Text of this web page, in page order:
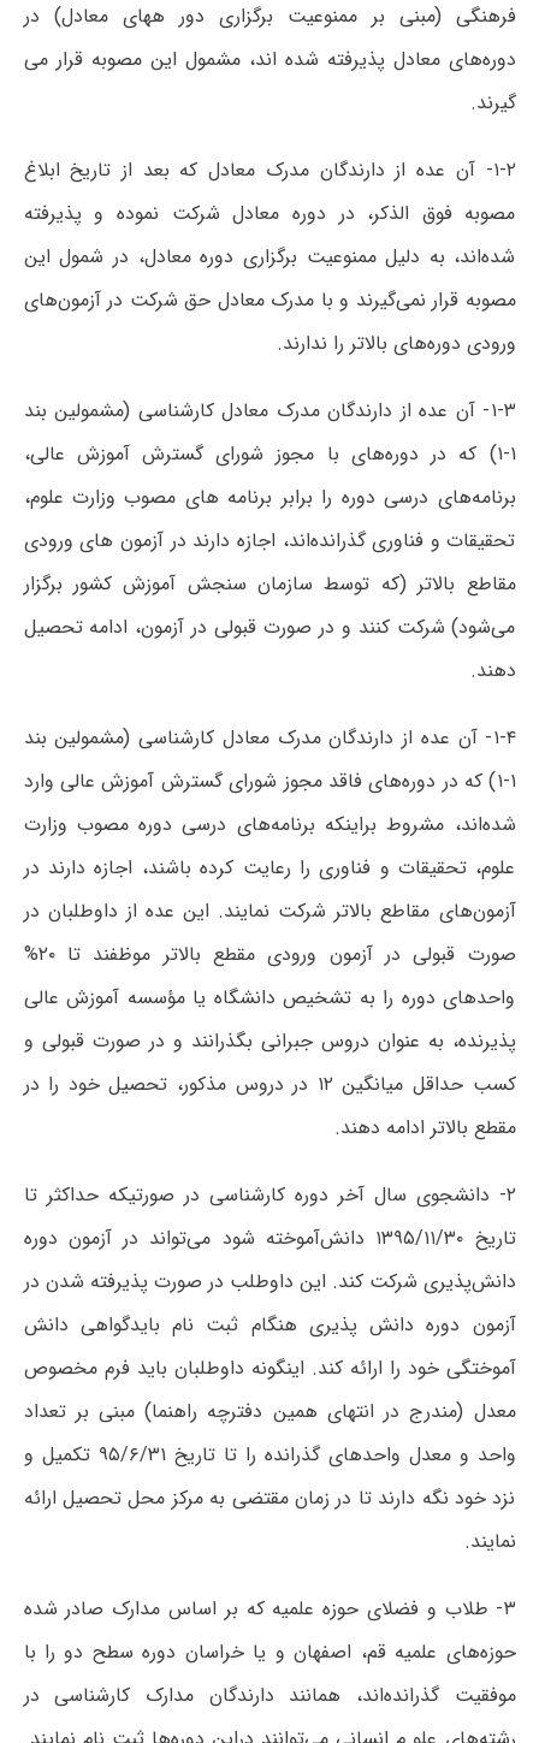
فرهنگی (مبنی بر ممنوعیت برگزاری دور ههای معادل) در
دوره‌های معادل پذیرفته شده اند، مشمول این مصوبه قرار می
گیرند.
۱-۲- آن عده از دارندگان مدرک معادل که بعد از تاریخ ابلاغ
مصوبه فوق الذکر، در دوره معادل شرکت نموده و پذیرفته
شده‌اند، به دلیل ممنوعیت برگزاری دوره معادل، در شمول این
مصوبه قرار نمی‌گیرند و با مدرک معادل حق شرکت در آزمون‌های
ورودی دوره‌های بالاتر را ندارند.
۱-۳- آن عده از دارندگان مدرک معادل کارشناسی (مشمولین بند
۱-۱) که در دوره‌های با مجوز شورای گسترش آموزش عالی،
برنامه‌های درسی دوره را برابر برنامه های مصوب وزارت علوم،
تحقیقات و فناوری گذرانده‌اند، اجازه دارند در آزمون های ورودی
مقاطع بالاتر (که توسط سازمان سنجش آموزش کشور برگزار
می‌شود) شرکت کنند و در صورت قبولی در آزمون، ادامه تحصیل
دهند.
۱-۴- آن عده از دارندگان مدرک معادل کارشناسی (مشمولین بند
۱-۱) که در دوره‌های فاقد مجوز شورای گسترش آموزش عالی وارد
شده‌اند، مشروط براینکه برنامه‌های درسی دوره مصوب وزارت
علوم، تحقیقات و فناوری را رعایت کرده باشند، اجازه دارند در
آزمون‌های مقاطع بالاتر شرکت نمایند. این عده از داوطلبان در
صورت قبولی در آزمون ورودی مقطع بالاتر موظفند تا ۲۰%
واحدهای دوره را به تشخیص دانشگاه یا مؤسسه آموزش عالی
پذیرنده، به عنوان دروس جبرانی بگذرانند و در صورت قبولی و
کسب حداقل میانگین ۱۲ در دروس مذکور، تحصیل خود را در
مقطع بالاتر ادامه دهند.
۲- دانشجوی سال آخر دوره کارشناسی در صورتیکه حداکثر تا
تاریخ ۱۳۹۵/۱۱/۳۰ دانش‌آموخته شود می‌تواند در آزمون دوره
دانش‌پذیری شرکت کند. این داوطلب در صورت پذیرفته شدن در
آزمون دوره دانش پذیری هنگام ثبت نام بایدگواهی دانش
آموختگی خود را ارائه کند. اینگونه داوطلبان باید فرم مخصوص
معدل (مندرج در انتهای همین دفترچه راهنما) مبنی بر تعداد
واحد و معدل واحدهای گذرانده را تا تاریخ ۹۵/۶/۳۱ تکمیل و
نزد خود نگه دارند تا در زمان مقتضی به مرکز محل تحصیل ارائه
نمایند.
۳- طلاب و فضلای حوزه علمیه که بر اساس مدارک صادر شده
حوزه‌های علمیه قم، اصفهان و یا خراسان دوره سطح دو را با
موفقیت گذرانده‌اند، همانند دارندگان مدارک کارشناسی در